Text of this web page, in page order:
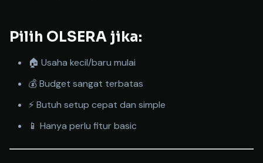
Pilih OLSERA jika:
🏠 Usaha kecil/baru mulai
💰 Budget sangat terbatas
⚡ Butuh setup cepat dan simple
📱 Hanya perlu fitur basic